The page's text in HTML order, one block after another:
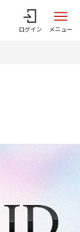
ログイン メニュー